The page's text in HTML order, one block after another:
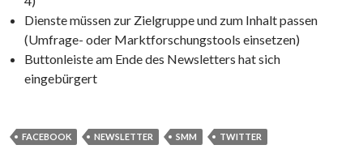
Dienste müssen zur Zielgruppe und zum Inhalt passen
(Umfrage- oder Marktforschungstools einsetzen)
Buttonleiste am Ende des Newsletters hat sich
eingebürgert
FACEBOOK NEWSLETTER SMM TWITTER